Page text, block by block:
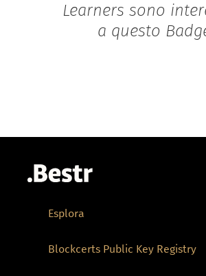
Learners sono
a questo
Esplora
Blockcerts Public Key Registry